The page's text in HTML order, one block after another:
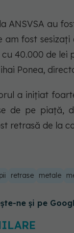
ANSVSA au
am fost
40.000 de lei
Ponea,
a inițiat
de pe piață,
retrasă de la
retrase metale
ne și pe